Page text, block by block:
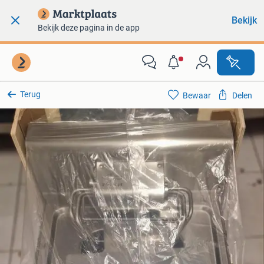
Bekijk deze pagina in de app
Bekijk
Terug Bewaar Delen